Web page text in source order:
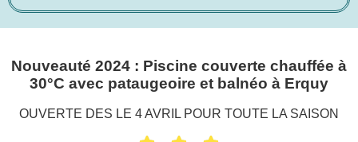
Nouveauté 2024 : Piscine couverte chauffée à
30°C avec pataugeoire et balnéo à Erquy
OUVERTE DES LE 4 AVRIL POUR TOUTE LA SAISON